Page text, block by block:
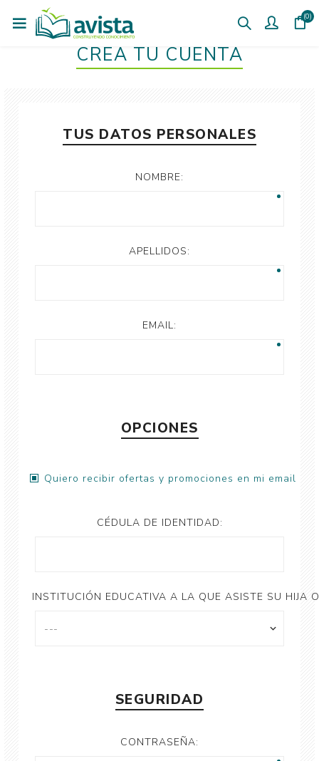
(0)
CREÁ TU CUENTA
TUS DATOS PERSONALES
NOMBRE:
APELLIDOS:
EMAIL:
OPCIONES
Quiero recibir ofertas y promociones en mi email
CÉDULA DE IDENTIDAD:
INSTITUCIÓN EDUCATIVA A LA QUE ASISTE SU HIJA
SEGURIDAD
CONTRASEÑA: